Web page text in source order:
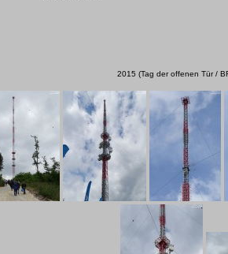
2015 (Tag der offenen Tür /